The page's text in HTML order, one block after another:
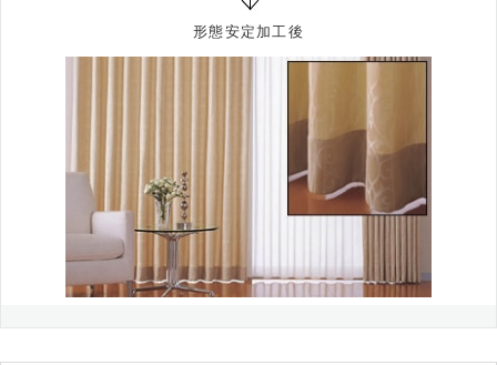
形態安定加工後